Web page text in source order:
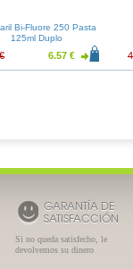
Bi-Fluore 250 Pasta
125ml Duplo
6.57 €
GARANTÍA DE
SATISFACCIÓN
Si no queda satisfecho, le
devolvemos su dinero